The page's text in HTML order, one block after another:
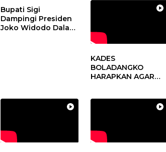
Fokus Penggunaan
Dana Desa Tahun
2025
Bupati Sigi
Dampingi Presiden
Joko Widodo Dalam
KADES
BOLADANGKO
HARAPKAN AGAR